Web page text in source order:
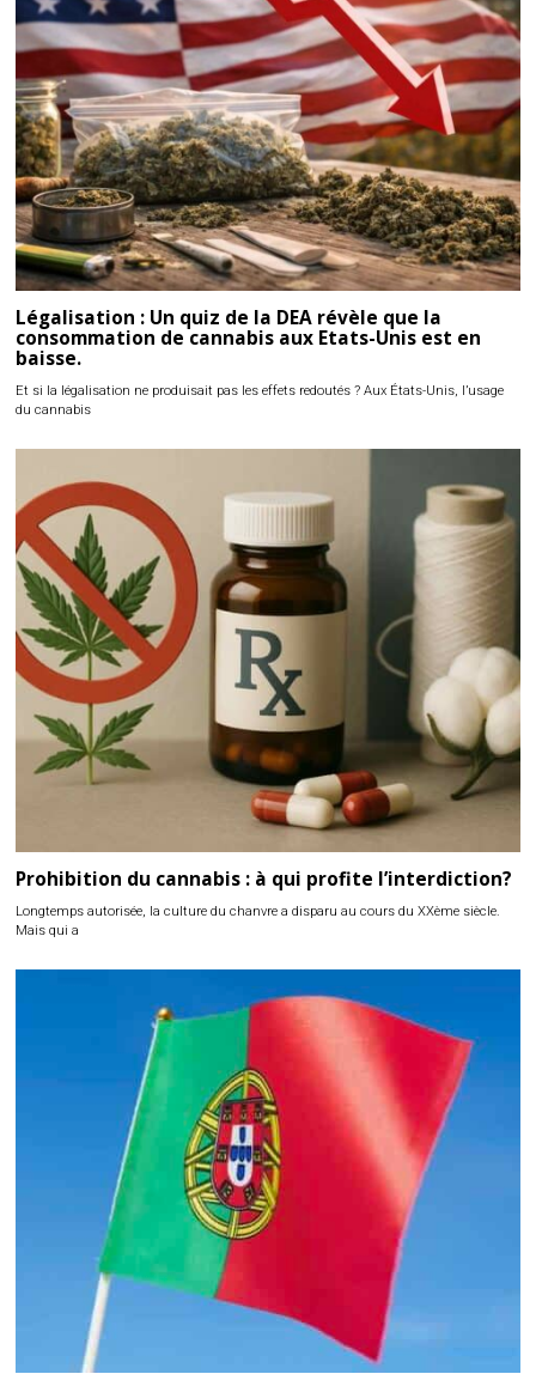
Légalisation : Un quiz de la DEA révèle que la
consommation de cannabis aux Etats-Unis est en
baisse.
Et si la légalisation ne produisait pas les effets redoutés ? Aux États-Unis, l’usage
du cannabis
Prohibition du cannabis : à qui profite l’interdiction?
Longtemps autorisée, la culture du chanvre a disparu au cours du XXème siècle.
Mais qui a